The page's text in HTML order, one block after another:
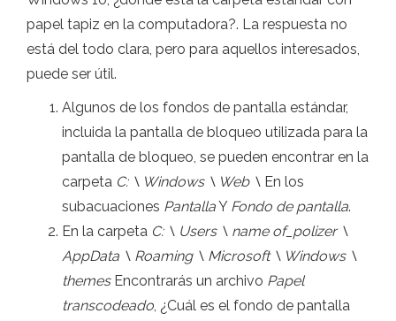
papel tapiz en la computadora?. La respuesta no
está del todo clara, pero para aquellos interesados,
puede ser útil.
Algunos de los fondos de pantalla estándar,
incluida la pantalla de bloqueo utilizada para la
pantalla de bloqueo, se pueden encontrar en la
carpeta C: \ Windows \ Web \ En los
subacuaciones PantallaY Fondo de pantalla.
En la carpeta C: \ Users \ name of_polizer \
AppData \ Roaming \ Microsoft \ Windows \
themesEncontrarás un archivo Papel
transcodeado, ¿Cuál es el fondo de pantalla